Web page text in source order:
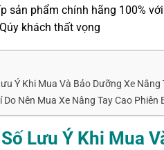
sản phẩm chính hãng 100%
khách thất vọng
Ý Khi Mua Và Bảo Dưỡng Xe Nâng
Nên Mua Xe Nâng Tay Cao Phiên
Lưu Ý Khi Mua